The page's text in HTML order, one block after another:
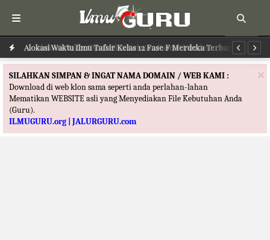
Alokasi Waktu Ilmu Tafsir Kelas 12 Fase F Merdeka Terbaru
×
SILAHKAN SIMPAN & INGAT NAMA DOMAIN / WEB KAMI :
Download di web klon sama seperti anda perlahan-lahan
Mematikan WEBSITE asli yang Menyediakan File Kebutuhan Anda
(Guru).
ILMUGURU.org | JALURGURU.com